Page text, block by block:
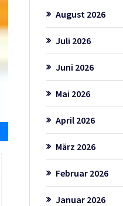
August 2026
Juli 2026
Juni 2026
Mai 2026
April 2026
März 2026
Februar 2026
Januar 2026